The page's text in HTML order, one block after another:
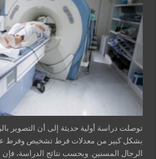
توصلت دراسة أولية حديثة إلى أن التصوير
بشكل كبير من معدلات فرط تشخيص وفرط
الرجال المسنين. وبحسب نتائج الدراسة، فإن